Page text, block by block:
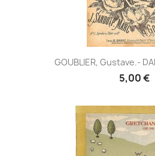
GOUBLIER, Gustave.-
5,00 €